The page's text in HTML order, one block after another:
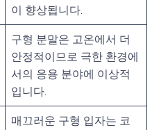
이 향상됩니다.
구형 분말은 고온에서 더
안정적이므로 극한 환경에
서의 응용 분야에 이상적
입니다.
매끄러운 구형 입자는 코